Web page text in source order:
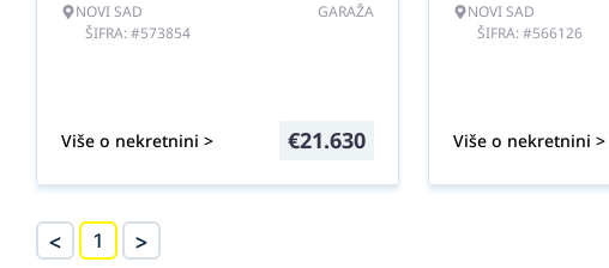
NOVI SAD
ŠIFRA: #573854
GARAŽA
Više o nekretnini > €21.630
NOVI SAD
ŠIFRA: #566126
Više o nekretnini >
< 1 >